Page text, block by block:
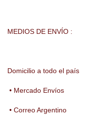
MEDIOS DE ENVÍO :
Domicilio a todo el país
• Mercado Envíos
• Correo Argentino